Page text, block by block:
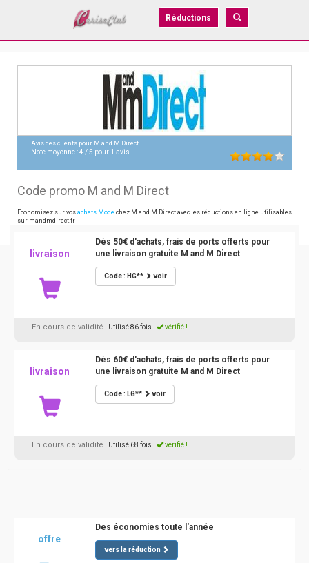
Réductions
Avis des clients pour M and M Direct
Note moyenne :4 /5 pour 1 avis
Code promo M and M Direct
Economisez sur vos achats Mode chez M and M Direct avec les réductions en ligne utilisables
sur mandmdirect.fr
livraison
Dès 50€ d'achats, frais de ports offerts pour
une livraison gratuite M and M Direct
Code : HG** voir
En cours de validité | Utilisé 86 fois vérifié !
livraison
Dès 60€ d'achats, frais de ports offerts pour
une livraison gratuite M and M Direct
Code : LG** voir
En cours de validité | Utilisé 68 fois vérifié !
offre
Des économies toute l'année
vers la réduction